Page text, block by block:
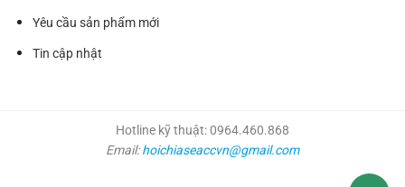
Yêu cầu sản phẩm mới
Tin cập nhật
Hotline kỹ thuật: 0964.460.868
Email:hoichiaseaccvn@gmail.com